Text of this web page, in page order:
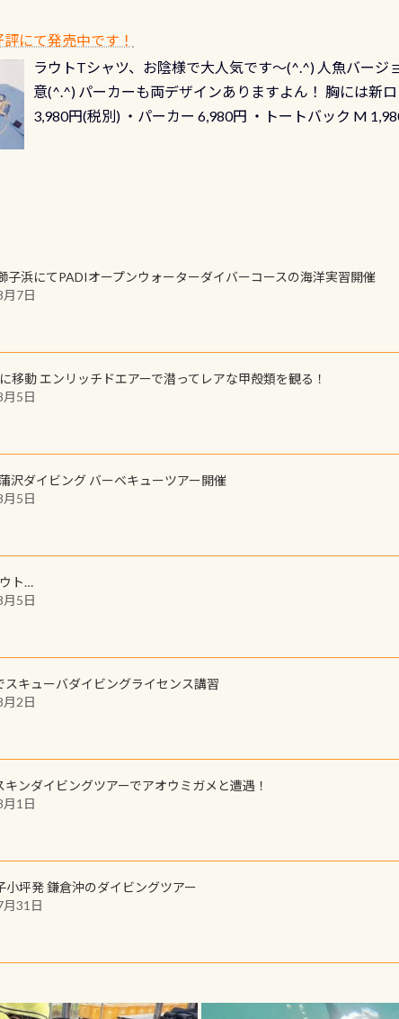
にて発売中です！
ラウトTシャツ、お陰様で大人気です～(^.^) 人魚バー
意(^.^) パーカーも両デザインありますよん！ 胸には新
3,980円(税別) ・パーカー 6,980円 ・トートバック M
子浜にてPADIオープンウォーターダイバーコースの海洋実習開催
7日
移動 エンリッチドエアーで潜ってレアな甲殻類を観る！
5日
沢ダイビング バーベキューツアー開催
5日
ト…
5日
スキューバダイビングライセンス講習
2日
キンダイビングツアーでアオウミガメと遭遇！
1日
小坪発 鎌倉沖のダイビングツアー
31日